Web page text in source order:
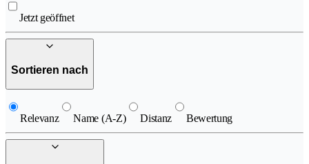
Jetzt geöffnet
Sortieren nach
Relevanz Name (A-Z) Distanz Bewertung